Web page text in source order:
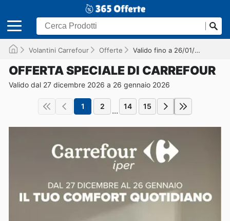
Volantini Carrefour Offerte Valido fino a 26/01/2026
OFFERTA SPECIALE DI CARREFOUR
Valido dal 27 dicembre 2026 a 26 gennaio 2026
1 2 ... 14 15